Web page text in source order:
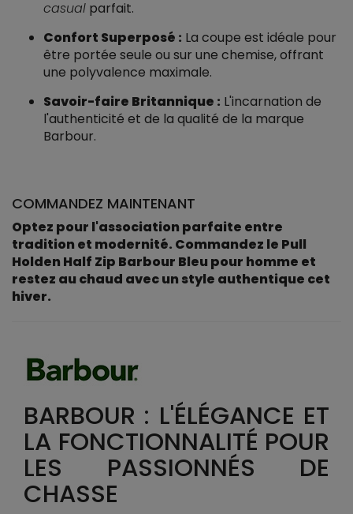
casual parfait.
Confort Superposé : La coupe est idéale pour
être portée seule ou sur une chemise, offrant
une polyvalence maximale.
Savoir-faire Britannique : L'incarnation de
l'authenticité et de la qualité de la marque
Barbour.
COMMANDEZ MAINTENANT
Optez pour l'association parfaite entre
tradition et modernité. Commandez le Pull
Holden Half Zip Barbour Bleu pour homme et
restez au chaud avec un style authentique cet
hiver.
BARBOUR : L'ÉLÉGANCE ET
LA FONCTIONNALITÉ POUR
LES PASSIONNÉS DE
CHASSE